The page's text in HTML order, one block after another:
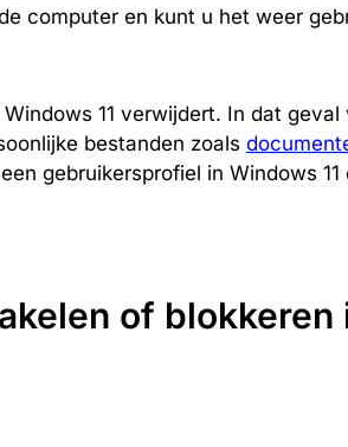
computer en kunt u het weer
11 verwijdert. In dat geval
bestanden zoals
gebruikersprofiel in Windows 11
of blokkeren